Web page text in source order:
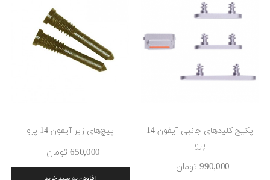
پکیج کلیدهای جانبی آیفون 14
پرو
990٬000 ‎تومان
پیچ‌های زیر آیفون 14 پرو
650٬000 ‎تومان